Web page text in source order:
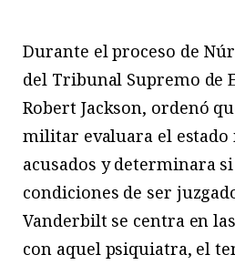
Durante el proceso de
del Tribunal Supremo de
Robert Jackson, ordenó
militar evaluara el estado
acusados y determinara
condiciones de ser
Vanderbilt se centra en
con aquel psiquiatra, el